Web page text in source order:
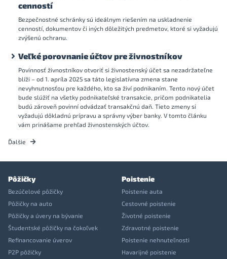
cenností
Bezpečnostné schránky sú ideálnym riešením na uskladnenie
cenností, dokumentov či iných dôležitých predmetov, ktoré si vyžadujú
zvýšenú ochranu.
Veľké porovnanie účtov pre živnostníkov
Povinnosť živnostníkov otvoriť si živnostenský účet sa nezadržateľne
blíži – od 1. apríla 2025 sa táto legislatívna zmena stane
nevyhnutnosťou pre každého, kto sa živí podnikaním. Tento nový účet
bude slúžiť na všetky podnikateľské transakcie, pričom podnikatelia
budú zároveň povinní odvádzať transakčnú daň. Tieto zmeny si
vyžadujú dôkladnú prípravu a správny výber banky. V tomto článku
vám prinášame prehľad živnostenských účtov.
Ďalšie
Pôžičky
Bezúčelové pôžičky
Pôžičky na auto
Pôžičky a úvery na bývanie
Študentské pôžičky na čokoľvek
Refinancovanie úverov
P2P pôžičky
Poistenie
Poistenie auta
Cestovné poistenie
Životné poistenie
Zdravotné poistenie
Poistenie nehnuteľnosti
Havarijné poistenie